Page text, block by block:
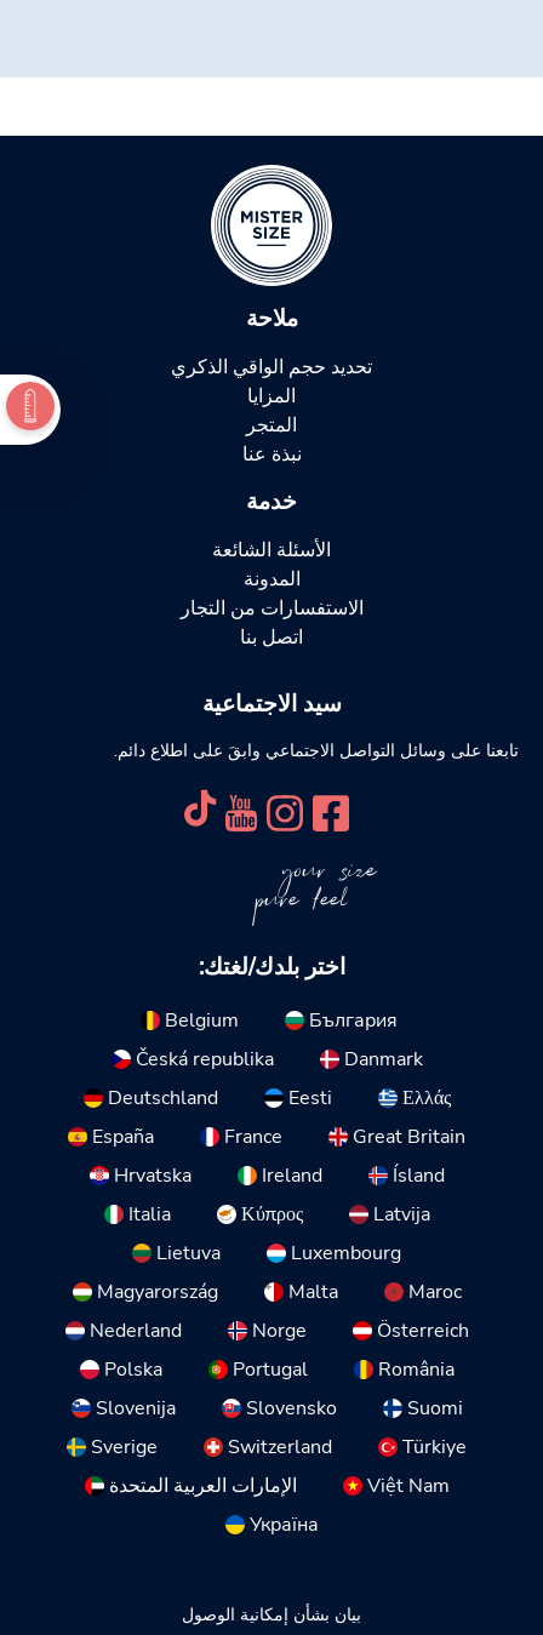
ملاحة
تحديد حجم الواقي الذكري
المزايا
المتجر
نبذة عنا
خدمة
الأسئلة الشائعة
المدونة
الاستفسارات من التجار
اتصل بنا
سيد الاجتماعية
تابعنا على وسائل التواصل الاجتماعي وابقَ على اطلاع دائم.
your size
pure feel
اختر بلدك/لغتك:
Belgium
България
Česká republika
Danmark
Deutschland
Eesti
Ελλάς
España
France
Great Britain
Hrvatska
Ireland
Ísland
Italia
Κύπρος
Latvija
Lietuva
Luxembourg
Magyarország
Malta
Maroc
Nederland
Norge
Österreich
Polska
Portugal
România
Slovenija
Slovensko
Suomi
Sverige
Switzerland
Türkiye
الإمارات العربية المتحدة
Việt Nam
Україна
بيان بشأن إمكانية الوصول